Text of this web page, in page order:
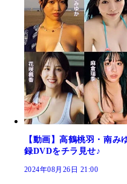
【動画】高鶴桃羽・南
録DVDをチラ見せ♪
2024年08月26日 21:00